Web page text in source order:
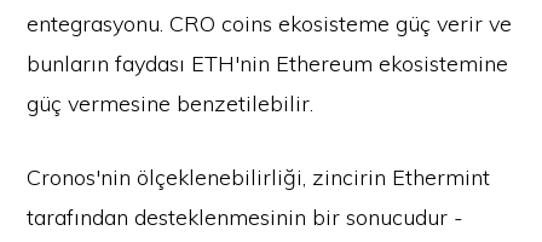
entegrasyonu. CRO coins ekosisteme güç verir ve
bunların faydası ETH'nin Ethereum ekosistemine
güç vermesine benzetilebilir.
Cronos'nin ölçeklenebilirliği, zincirin Ethermint
tarafından desteklenmesinin bir sonucudur -